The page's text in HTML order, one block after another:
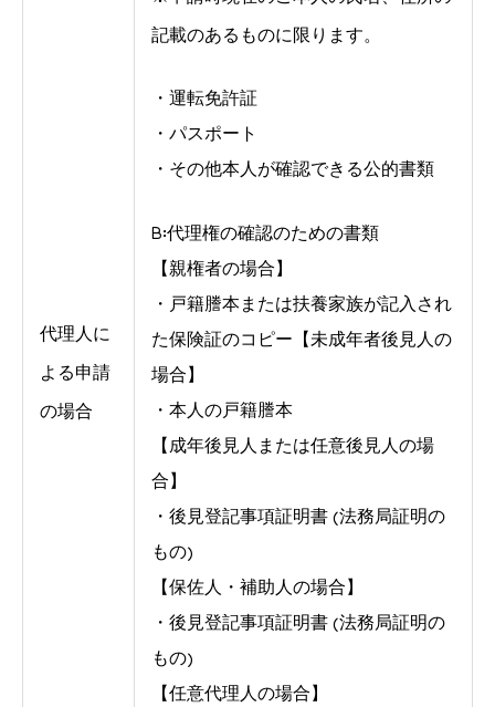
代理人に
よる申請
の場合
記載のあるものに限ります。
・運転免許証
・パスポート
・その他本人が確認できる公的書類
B:代理権の確認のための書類
【親権者の場合】
・戸籍謄本または扶養家族が記入され
た保険証のコピー【未成年者後見人の
場合】
・本人の戸籍謄本
【成年後見人または任意後見人の場
合】
・後見登記事項証明書 (法務局証明の
もの)
【保佐人・補助人の場合】
・後見登記事項証明書 (法務局証明の
もの)
【任意代理人の場合】